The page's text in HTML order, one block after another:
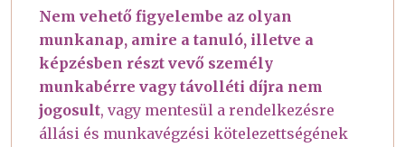
Nem vehető figyelembe az olyan
munkanap, amire a tanuló, illetve a
képzésben részt vevő személy
munkabérre vagy távolléti díjra nem
jogosult, vagy mentesül a rendelkezésre
állási és munkavégzési kötelezettségének